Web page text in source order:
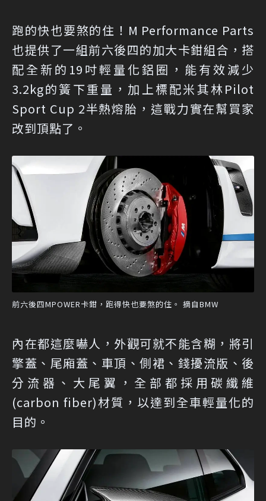
跑的快也要煞的住！M Performance Parts
也提供了一組前六後四的加大卡鉗組合，搭
配全新的19吋輕量化鋁圈，能有效減少
3.2kg的簧下重量，加上標配米其林Pilot
Sport Cup 2半熱熔胎，這戰力實在幫買家
改到頂點了。
前六後四MPOWER卡鉗，跑得快也要煞的住。 摘自BMW
內在都這麼嚇人，外觀可就不能含糊，將引
擎蓋、尾廂蓋、車頂、側裙、錢擾流版、後
分流器、大尾翼，全部都採用碳纖維
(carbon fiber)材質，以達到全車輕量化的
目的。